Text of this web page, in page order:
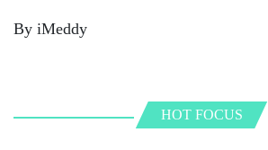
By iMeddy
HOT FOCUS